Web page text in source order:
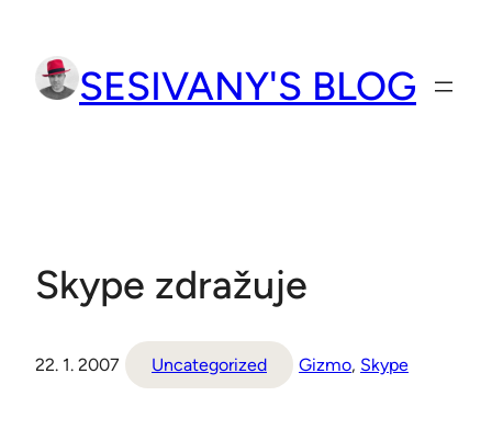
obsah
SESIVANY'S BLOG
Skype zdražuje
22. 1. 2007 Uncategorized Gizmo, Skype